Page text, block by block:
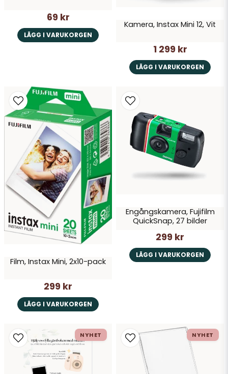
Skicka fråga
69 kr
LÄGG I VARUKORGEN
Kamera, Instax Mini 12, Vit
1 299 kr
LÄGG I VARUKORGEN
Film, Instax Mini, 2x10-pack
299 kr
LÄGG I VARUKORGEN
Engångskamera, Fujifilm
QuickSnap, 27 bilder
299 kr
LÄGG I VARUKORGEN
NYHET NYHET